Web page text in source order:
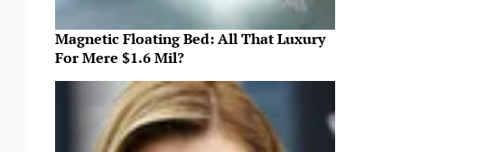
Magnetic Floating Bed: All That Luxury
For Mere $1.6 Mil?